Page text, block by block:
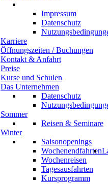
Impressum
Datenschutz
Karriere
Öffnungszeiten / Buchungen
Kontakt & Anfahrt
Preise
Kurse und Schulen
Das Unternehmen
Datenschutz
Sommer
Reisen & Seminare
Winter
Saisonopenings
Wochenendfahrten
Wochenreisen
Tagesausfahrten
Kursprogramm